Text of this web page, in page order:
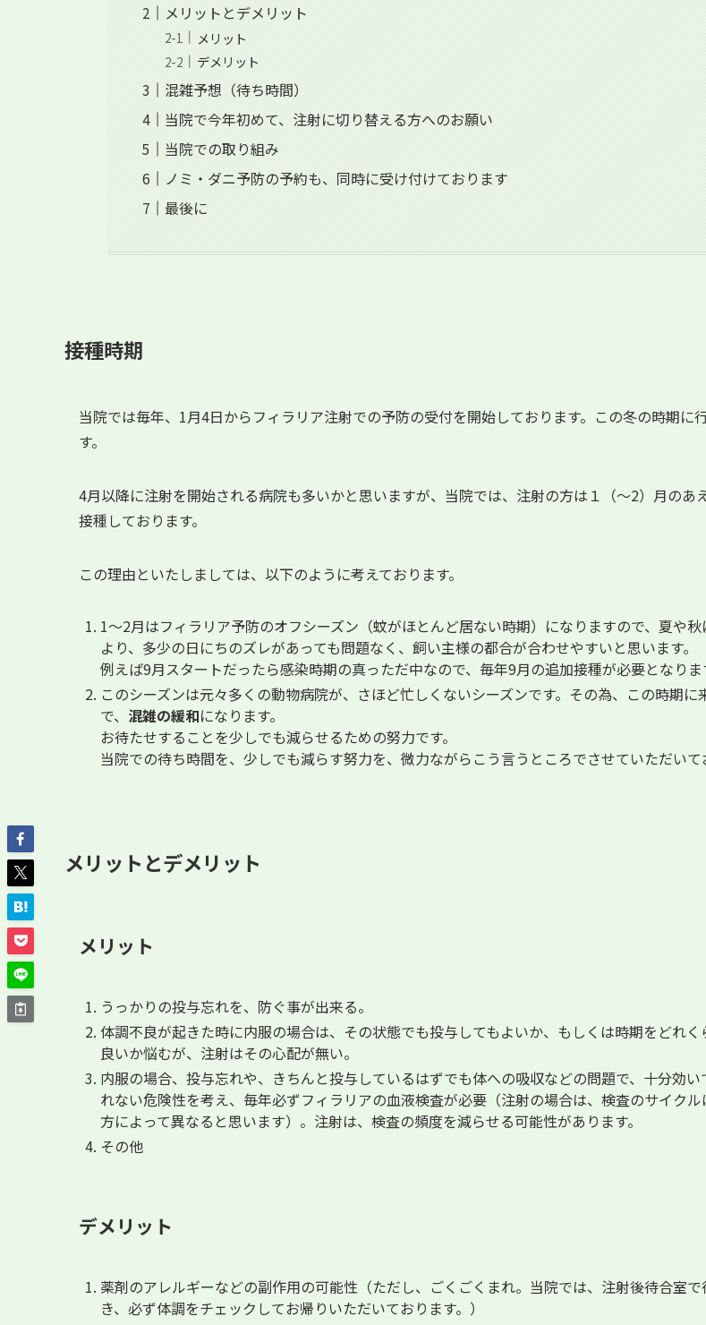
メリットとデメリット
メリット
デメリット
混雑予想（待ち時間）
当院で今年初めて、注射に切り替える方へのお願い
当院での取り組み
ノミ・ダニ予防の予約も、同時に受け付けております
最後に
接種時期
当院では毎年、1月4日からフィラリア注射での予防の受付を開始しております。この冬の時期に
す。
4月以降に注射を開始される病院も多いかと思いますが、当院では、注射の方は１（～2）月のあ
接種しております。
この理由といたしましては、以下のように考えております。
1～2月はフィラリア予防のオフシーズン（蚊がほとんど居ない時期）になりますので、夏や
より、多少の日にちのズレがあっても問題なく、飼い主様の都合が合わせやすいと思います。
例えば9月スタートだったら感染時期の真っただ中なので、毎年9月の追加接種が必要となりま
このシーズンは元々多くの動物病院が、さほど忙しくないシーズンです。その為、この時期に
で、 混雑の緩和になります。
お待たせすることを少しでも減らせるための努力です。
当院での待ち時間を、少しでも減らす努力を、微力ながらこう言うところでさせていただいて
メリットとデメリット
メリット
うっかりの投与忘れを、防ぐ事が出来る。
体調不良が起きた時に内服の場合は、その状態でも投与してもよいか、もしくは時期をどれく
良いか悩むが、注射はその心配が無い。
内服の場合、投与忘れや、きちんと投与しているはずでも体への吸収などの問題で、十分効
れない危険性を考え、毎年必ずフィラリアの血液検査が必要（注射の場合は、検査のサイク
方によって異なると思います）。注射は、検査の頻度を減らせる可能性があります。
その他
デメリット
薬剤のアレルギーなどの副作用の可能性（ただし、ごくごくまれ。当院では、注射後待合室
き、必ず体調をチェックしてお帰りいただいております。）